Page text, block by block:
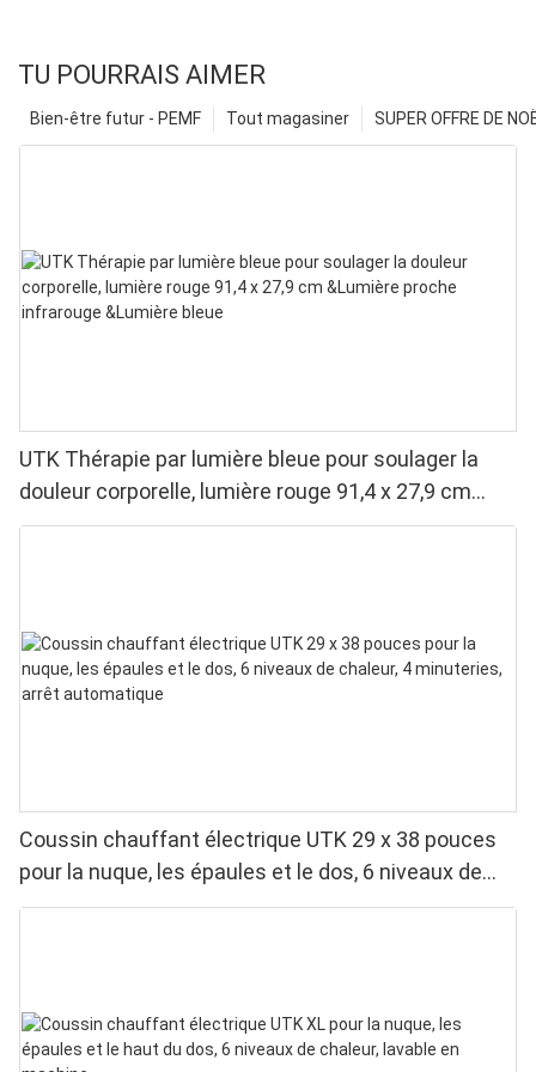
TU POURRAIS AIMER
SUPER OFFRE DE
Tout magasiner
Bien-être futur - PEMF
UTK Thérapie par lumière bleue pour soulager la
douleur corporelle, lumière rouge 91,4 x 27,9 cm
&Lumière proche infrarouge &Lumière bleue
Coussin chauffant électrique UTK 29 x 38 pouces
pour la nuque, les épaules et le dos, 6 niveaux de
chaleur, 4 minuteries, arrêt automatique